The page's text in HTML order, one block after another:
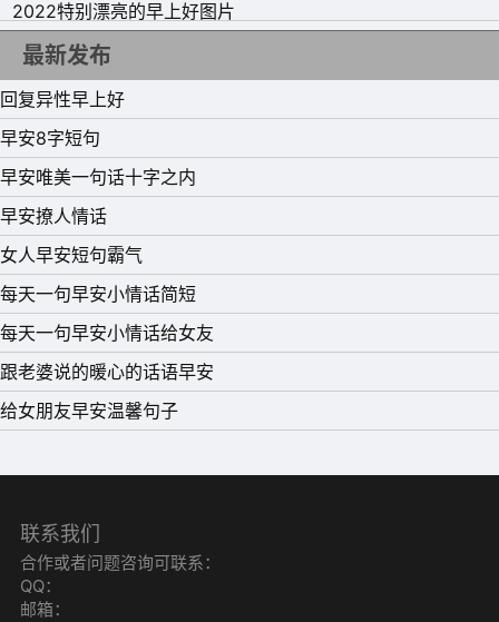
向阳的自己。早安!
9、做一个内心明朗的人，脚步坚定的迈向远方，努力的生
活，好好的爱，相信岁月能够给你的那些美好，正在来的路
上。早安!
10、春有百花秋有月，夏有凉风冬有雪，而我只想早晚都有
你。早安!
2022特别漂亮的早上好图片
最新发布
回复异性早上好
早安8字短句
早安唯美一句话十字之内
早安撩人情话
女人早安短句霸气
每天一句早安小情话简短
每天一句早安小情话给女友
跟老婆说的暖心的话语早安
给女朋友早安温馨句子
联系我们
合作或者问题咨询可联系：
QQ：
邮箱：